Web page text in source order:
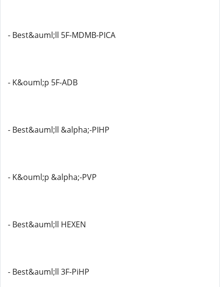
- Best&auml;ll 5F-MDMB-PICA
- K&ouml;p 5F-ADB
- Best&auml;ll &alpha;-PIHP
- K&ouml;p &alpha;-PVP
- Best&auml;ll HEXEN
- Best&auml;ll 3F-PiHP